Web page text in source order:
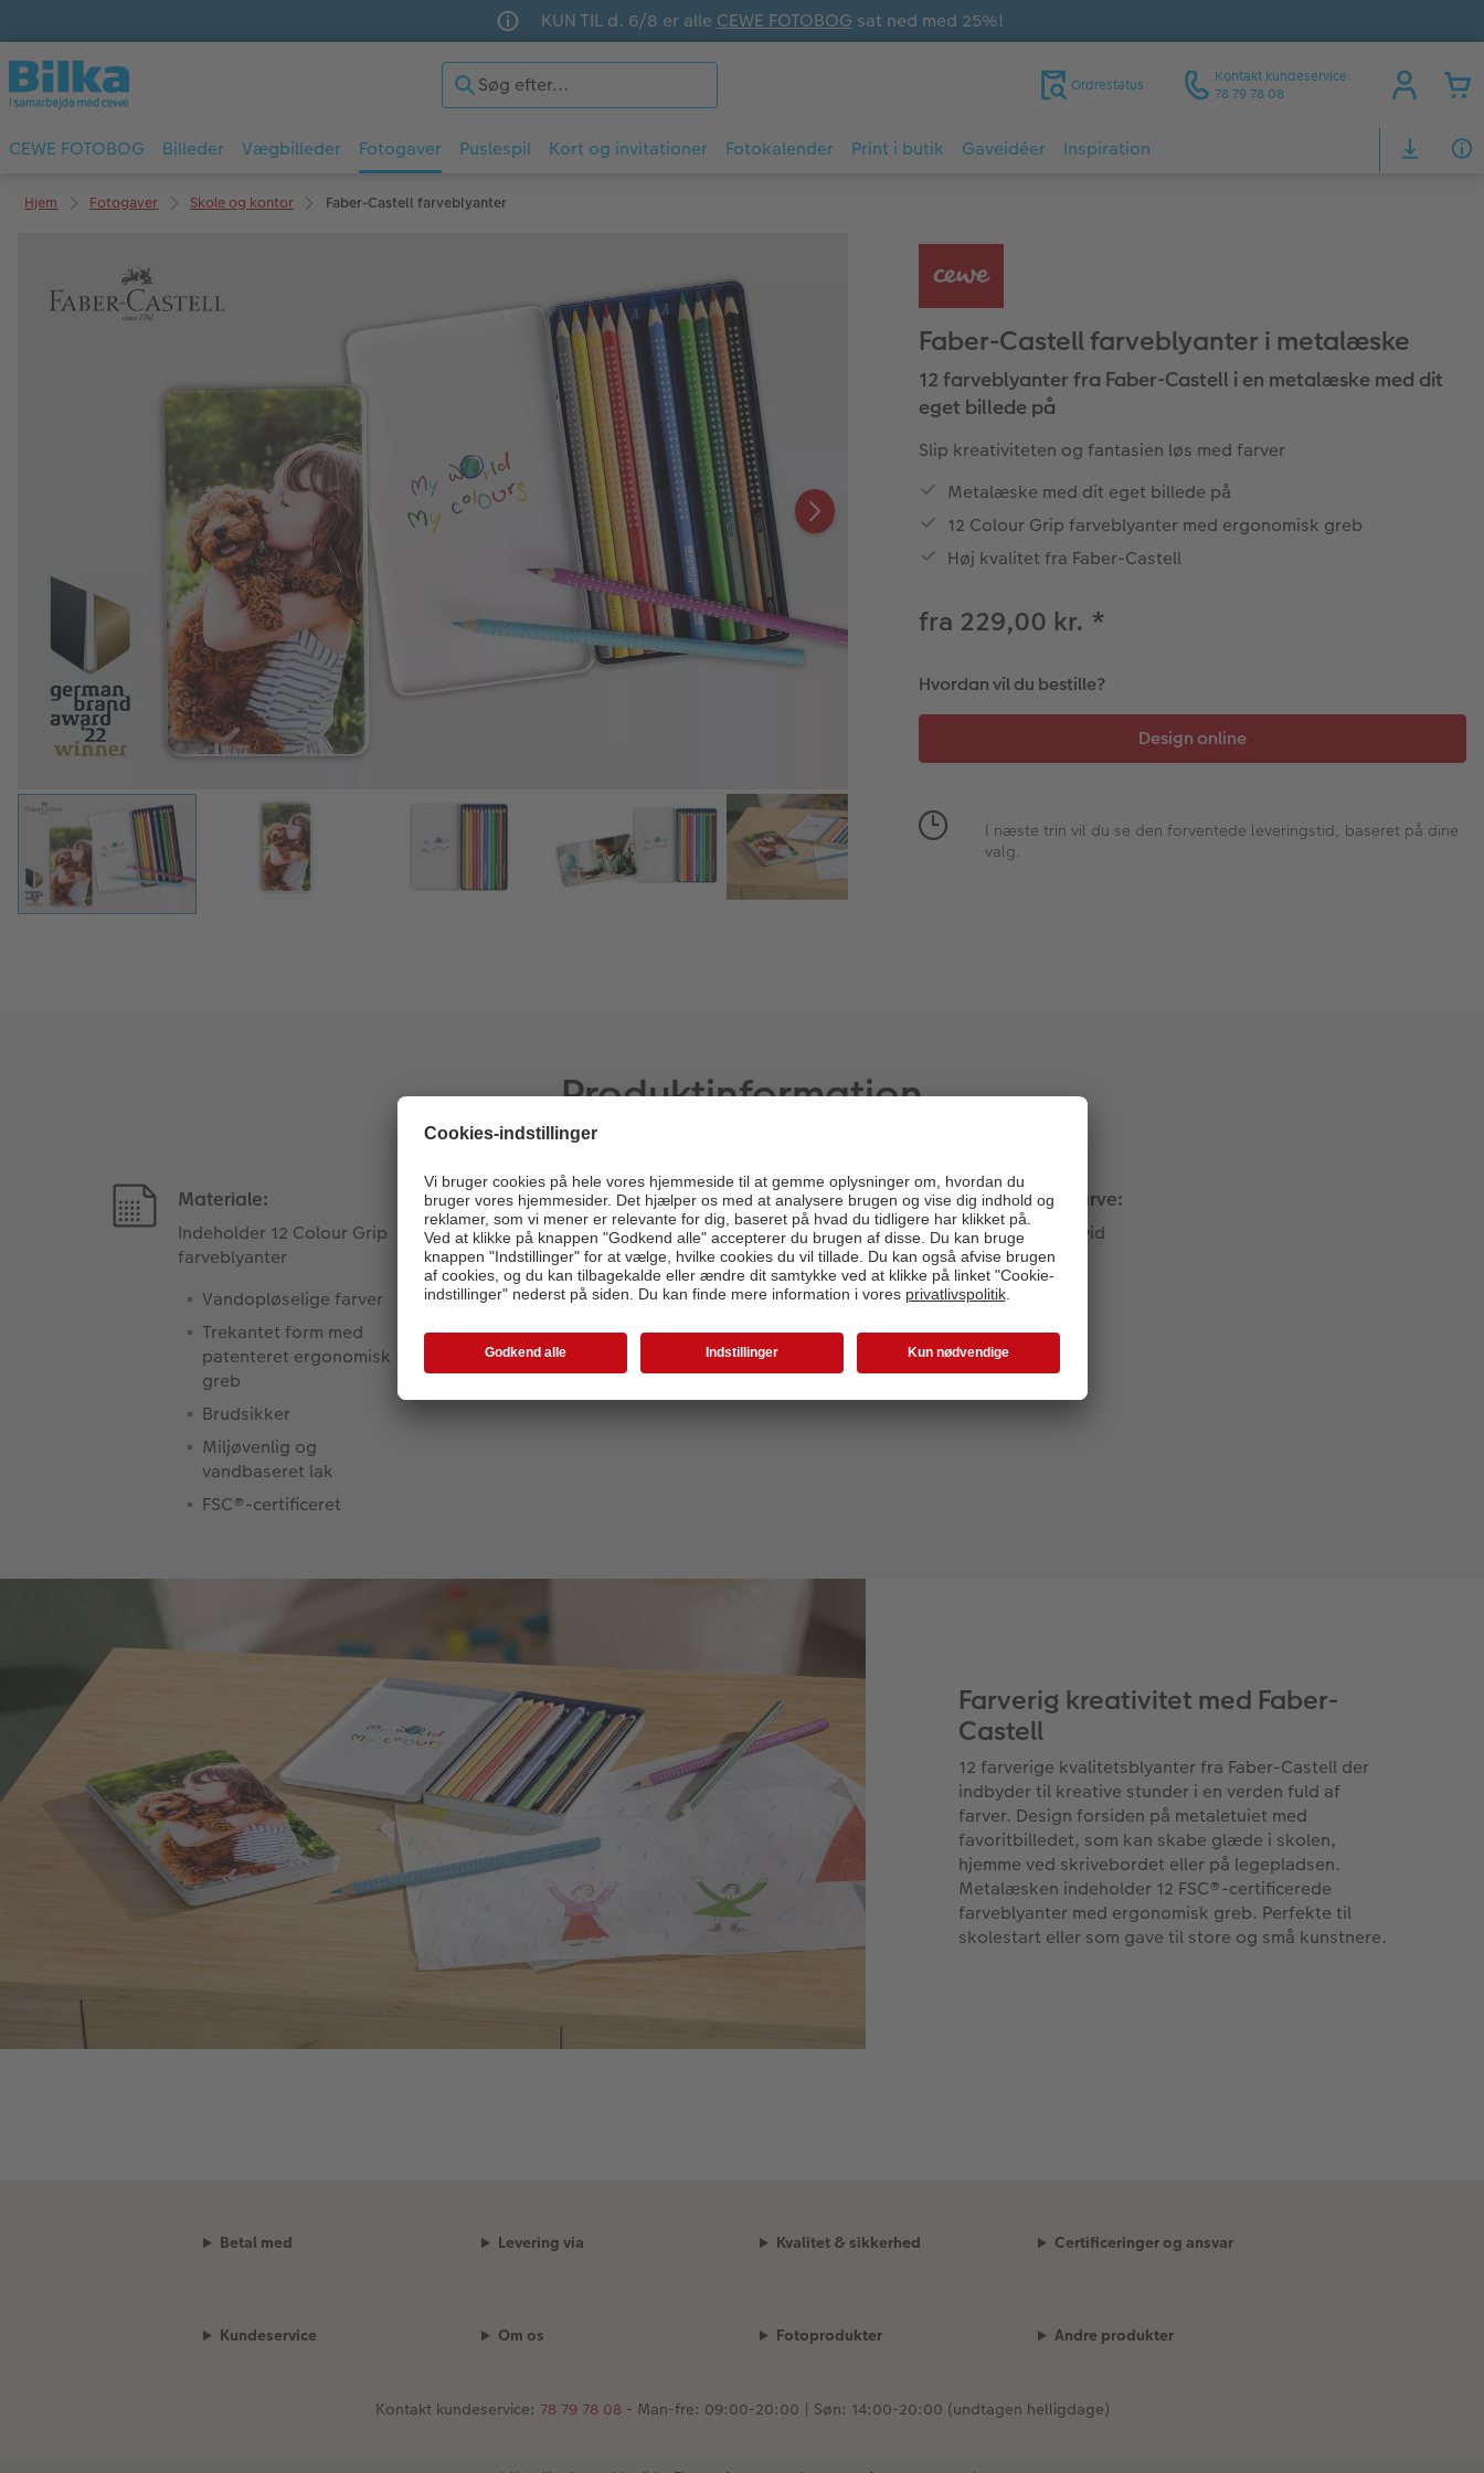
KUN TIL d. 6/8 er alle CEWE FOTOBOG sat ned med 25%!
Ordrestatus
Kontakt kundeservice:
78 79 78 08
CEWE FOTOBOG Billeder Vægbilleder Fotogaver Puslespil Kort og invitationer Fotokalender Print i butik Gaveidéer Inspiration
Hjem Fotogaver Skole og kontor Faber-Castell farveblyanter
Faber-Castell farveblyanter i metalæske
12 farveblyanter fra Faber-Castell i en metalæske med dit
eget billede på
Slip kreativiteten og fantasien løs med farver
Metalæske med dit eget billede på
12 Colour Grip farveblyanter med ergonomisk greb
Høj kvalitet fra Faber-Castell
fra 229,00 kr. *
Hvordan vil du bestille?
I næste trin vil du se den forventede leveringstid, baseret på dine
valg.
Produktinformation
Materiale:
Indeholder 12 Colour Grip
farveblyanter
Vandopløselige farver
Trekantet form med
patenteret ergonomisk
greb
Brudsikker
Miljøvenlig og
vandbaseret lak
FSC®-certificeret
Trykbar flade:
18,1 x 10 cm
Farve:
Hvid
Farverig kreativitet med Faber-
Castell
12 farverige kvalitetsblyanter fra Faber-Castell der
indbyder til kreative stunder i en verden fuld af
farver. Design forsiden på metaletuiet med
favoritbilledet, som kan skabe glæde i skolen,
hjemme ved skrivebordet eller på legepladsen.
Metalæsken indeholder 12 FSC®-certificerede
farveblyanter med ergonomisk greb. Perfekte til
skolestart eller som gave til store og små kunstnere.
Betal med Levering via Kvalitet & sikkerhed Certificeringer og ansvar
Kundeservice Om os Fotoprodukter Andre produkter
Kontakt kundeservice: 78 79 78 08- Man-fre: 09:00-20:00 | Søn: 14:00-20:00 (undtagen helligdage)